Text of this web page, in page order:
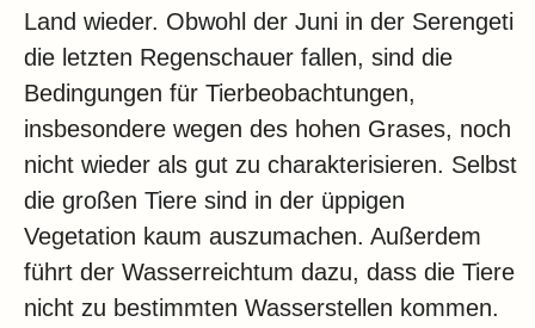
Land wieder. Obwohl der Juni in der Serengeti
die letzten Regenschauer fallen, sind die
Bedingungen für Tierbeobachtungen,
insbesondere wegen des hohen Grases, noch
nicht wieder als gut zu charakterisieren. Selbst
die großen Tiere sind in der üppigen
Vegetation kaum auszumachen. Außerdem
führt der Wasserreichtum dazu, dass die Tiere
nicht zu bestimmten Wasserstellen kommen.